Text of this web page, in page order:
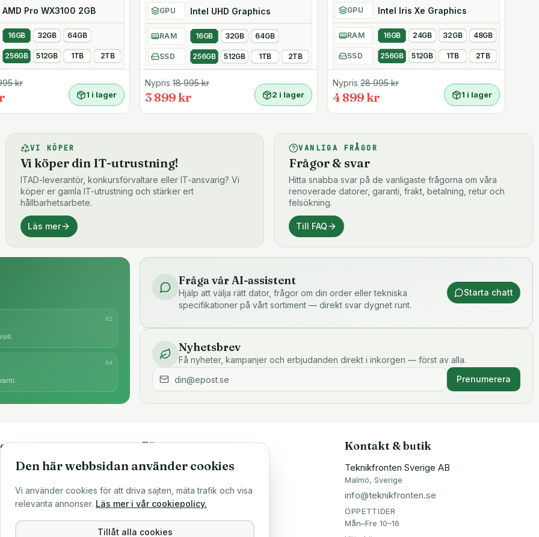
på en time
AMD Pro WX3100 2GB
16GB 32GB 64GB
256GB 512GB 1TB 2TB
kr
1 i lager
GPU Intel UHD Graphics
RAM 16GB 32GB 64GB
SSD 256GB 512GB 1TB 2TB
Nypris 18 995kr
3 899 kr 2 i lager
GPU Intel Iris Xe Graphics
RAM 16GB 24GB 32GB 48GB
SSD 256GB 512GB 1TB 2TB
Nypris 28 995kr
4 899 kr 1 i lager
VI KÖPER
Vi köper din IT-utrustning!
ITAD-leverantör, konkursförvaltare eller IT-ansvarig? Vi
köper er gamla IT-utrustning och stärker ert
hållbarhetsarbete.
Läs mer
VANLIGA FRÅGOR
Frågor & svar
Hitta snabba svar på de vanligaste frågorna om våra
renoverade datorer, garanti, frakt, betalning, retur och
felsökning.
Till FAQ
02
04
Fråga vår AI-assistent
Hjälp att välja rätt dator, frågor om din order eller tekniska
specifikationer på vårt sortiment — direkt svar dygnet runt.
Starta chatt
Nyhetsbrev
Få nyheter, kampanjer och erbjudanden direkt i inkorgen — först av alla.
Prenumerera
Företaget
Om oss
Sälj till oss
Köpvillkor
Integritetspolicy
Kontakt & butik
Teknikfronten Sverige AB
Malmö, Sverige
info@teknikfronten.se
ÖPPETTIDER
Mån–Fre 10–16
Den här webbsidan använder cookies
Vi använder cookies för att driva sajten, mäta trafik och visa
relevanta annonser. Läs mer i vår cookiepolicy.
Tillåt alla cookies